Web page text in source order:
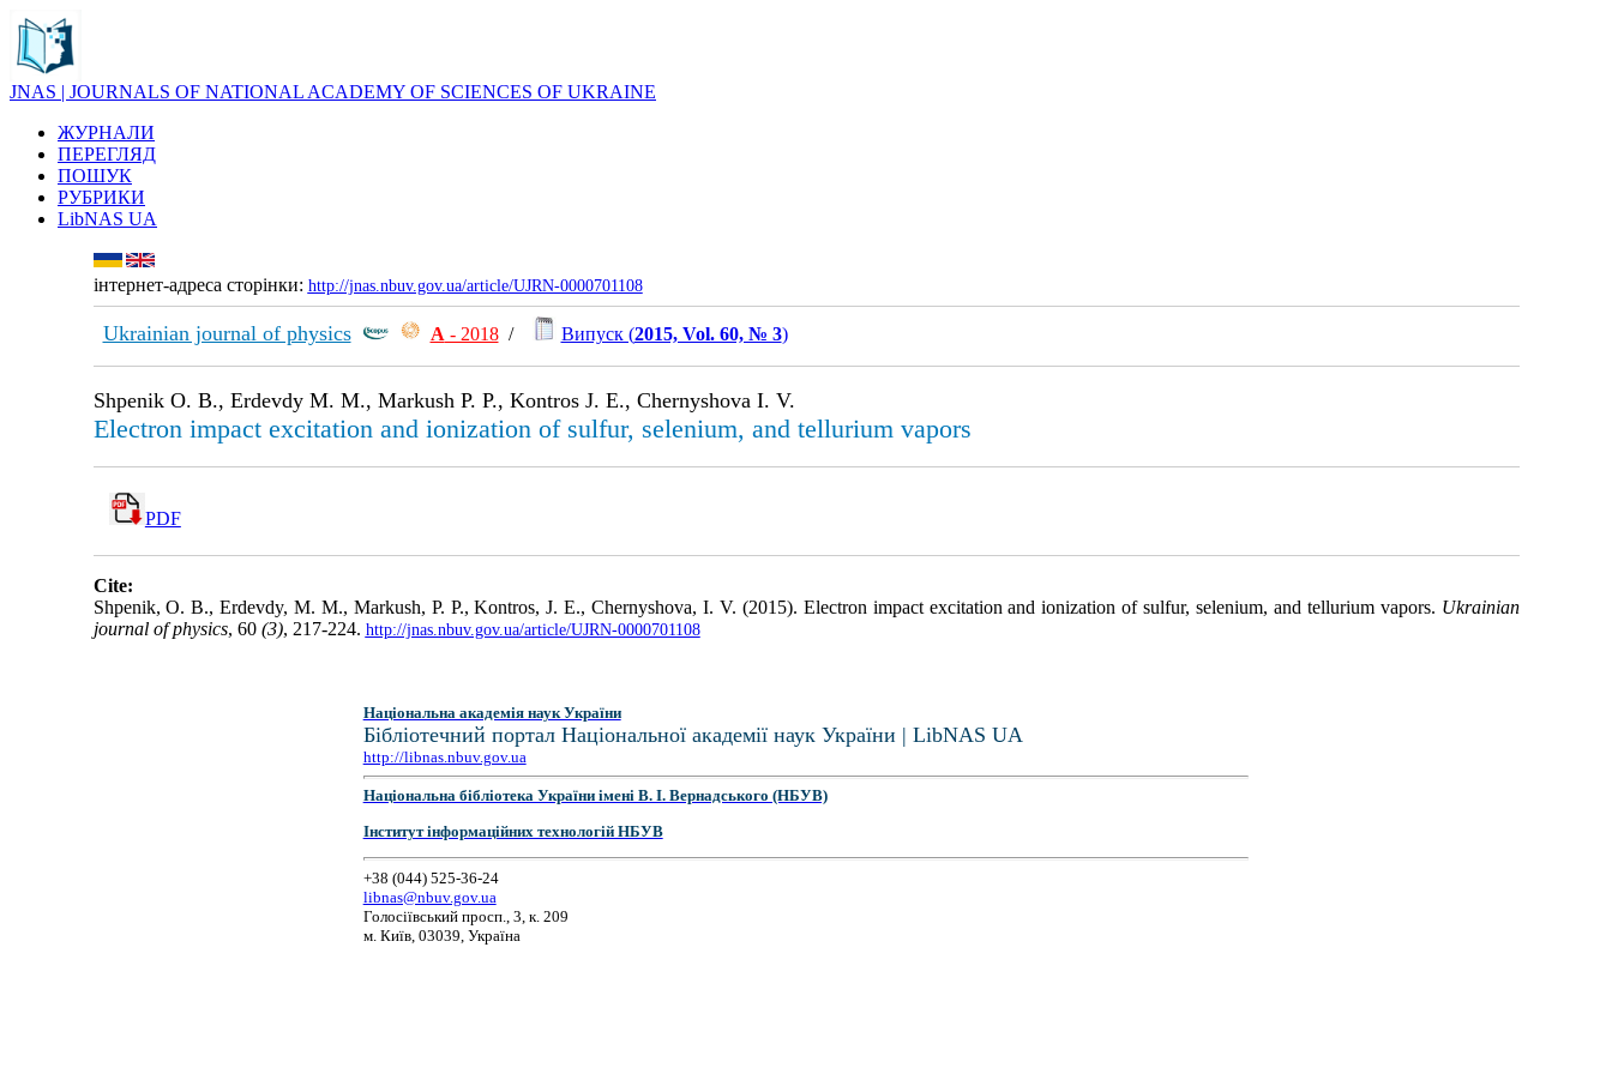
JNAS | JOURNALS OF NATIONAL ACADEMY OF SCIENCES OF UKRAINE
ЖУРНАЛИ
ПЕРЕГЛЯД
ПОШУК
РУБРИКИ
LibNAS UA
інтернет-адреса сторінки: http://jnas.nbuv.gov.ua/article/UJRN-0000701108
Ukrainian journal of physics А - 2018/ Випуск (2015, Vol. 60, № 3)
Shpenik O. B., Erdevdy M. M., Markush P. P., Kontros J. E., Chernyshova I. V.
Electron impact excitation and ionization of sulfur, selenium, and tellurium vapors
PDF
Cite:
Shpenik, O. B., Erdevdy, M. M., Markush, P. P., Kontros, J. E., Chernyshova, I. V. (2015). Electron impact excitation and ionization of sulfur, selenium, and tellurium vapors. Ukrainian
journal of physics, 60 (3), 217-224. http://jnas.nbuv.gov.ua/article/UJRN-0000701108
Національна академія наук України
Бібліотечний портал Національної академії наук України | LibNAS UA
http://libnas.nbuv.gov.ua
Національна бібліотека України імені В. І. Вернадського (НБУВ)
Інститут інформаційних технологій НБУВ
+38 (044) 525-36-24
libnas@nbuv.gov.ua
Голосіївський просп., 3, к. 209
м. Київ, 03039, Україна